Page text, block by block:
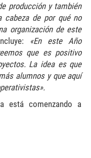
producción y también
cabeza de por qué no
organización de este
«En este Año
que es positivo
La idea es que
alumnos y que aquí
está comenzando a